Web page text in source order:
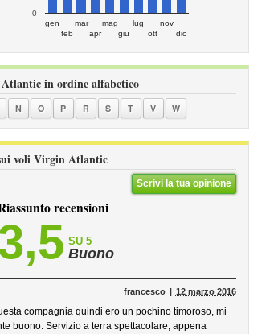
gen
feb
mar
apr
mag
giu
lug
ott
nov
dic
0
in ordine alfabetico
N O P R S T V W
voli Virgin Atlantic
Scrivi la tua opinione
recensioni
SU 5
Buono
francesco 12 marzo 2016
compagnia quindi ero un pochino timoroso, mi
buono. Servizio a terra spettacolare, appena